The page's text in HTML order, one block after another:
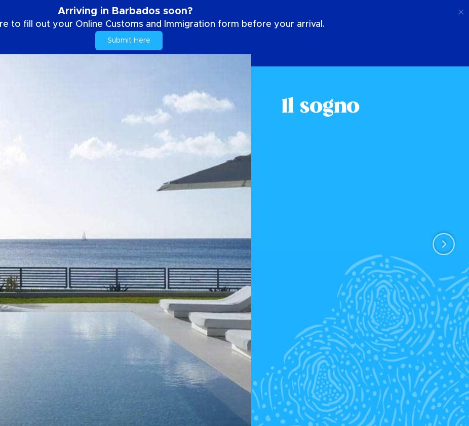
Arriving in Barbados soon?
to fill out your Online Customs and Immigration form before your arrival.
Submit Here
Il sogno